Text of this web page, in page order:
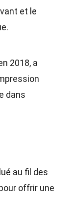
et le
2018, a
dans
au fil des
offrir une